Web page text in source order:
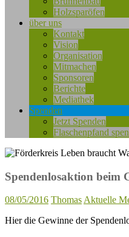
Holzsparöfen
über uns
Kontakt
Vision
Organisation
Mitmachen
Sponsoren
Berichte
Mediathek
Spenden
Jetzt Spenden
Flaschenpfand
Spendenlosaktion beim
08/05/2016 ThomasAktuelle
Hier die Gewinne der